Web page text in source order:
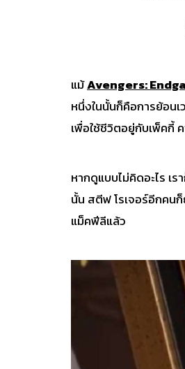
แม้Avengers:
หนึ่งในนั้นก็คือการย้อน
เพื่อใช้ชีวิตอยู่กับเพ็คกี้
หากดูแบบไม่คิดอะไร เ
นั้น สตีฟ โรเจอร์อีกคน
แม็คฟีลีแล้ว